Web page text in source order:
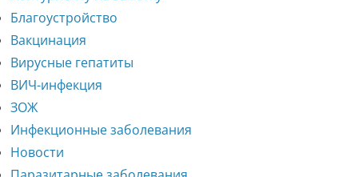
Благоустройство
Вакцинация
Вирусные гепатиты
ВИЧ-инфекция
ЗОЖ
Инфекционные заболевания
Новости